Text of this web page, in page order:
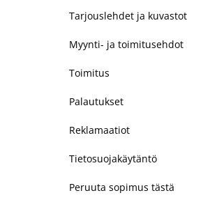
Tarjouslehdet ja kuvastot
Myynti- ja toimitusehdot
Toimitus
Palautukset
Reklamaatiot
Tietosuojakäytäntö
Peruuta sopimus tästä